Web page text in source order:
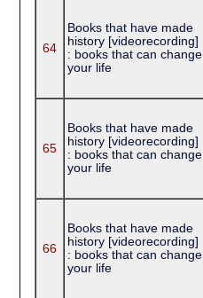
64
Books that have made
history [videorecording]
: books that can change
your life
65
Books that have made
history [videorecording]
: books that can change
your life
66
Books that have made
history [videorecording]
: books that can change
your life